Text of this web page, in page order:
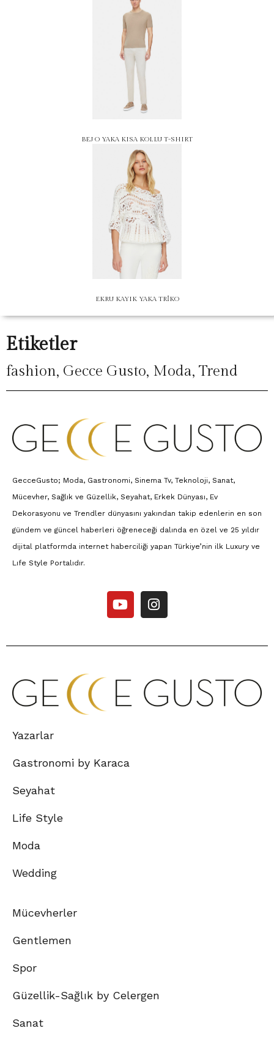
BEJ O YAKA KISA KOLLU T-SHIRT
EKRU KAYIK YAKA TRİKO
Etiketler
fashion, Gecce Gusto, Moda, Trend
GecceGusto; Moda, Gastronomi, Sinema Tv, Teknoloji, Sanat,
Mücevher, Sağlık ve Güzellik, Seyahat, Erkek Dünyası, Ev
Dekorasyonu ve Trendler dünyasını yakından takip edenlerin en son
gündem ve güncel haberleri öğreneceği dalında en özel ve 25 yıldır
dijital platformda internet haberciliği yapan Türkiye’nin ilk Luxury ve
Lıfe Style Portalıdır.
Yazarlar
Gastronomi by Karaca
Seyahat
Life Style
Moda
Wedding
Mücevherler
Gentlemen
Spor
Güzellik-Sağlık by Celergen
Sanat